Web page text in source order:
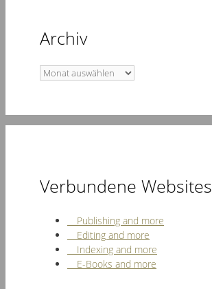
Archiv
Archiv
Verbundene Websites
Publishing and more
Editing and more
Indexing and more
E-Books and more